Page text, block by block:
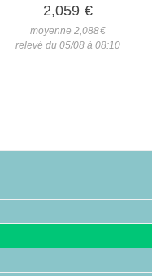
2,059 €
moyenne 2,088€
relevé du 05/08 à 08:10